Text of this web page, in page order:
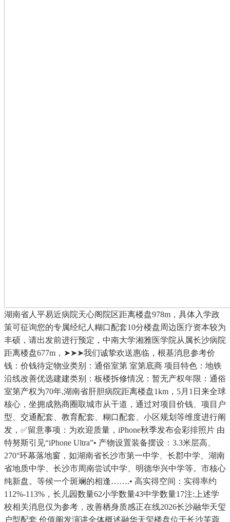
湖南省人平易近病院天心阁院区距离楼盘978m，具体入学政
策可征询您的专属经纪人糊口配套10分楼盘周边医疗资本较为
丰硕，请出发前进行预定，中南大学湘雅医学院从属长沙病院
距离楼盘677m，➤➤➤我们诚挚欢送惠临，根基消息参考价
钱：价钱待定物业类别：通俗室第 室第底商 项目特色：地铁
沿线改善优选建建类别：板楼拆修情况：暂无产权年限：通俗
室第产权为70年,湖南省肝胆病院距离楼盘1km，5月1日来全球
核心，坐拥成熟商圈取城市从干道，通过对项目价钱、项目户
型、交通配套、教育配套、糊口配套、小区规划等维度进行阐
发，✅留意事项：为欢迎质量，iPhone秋季发布会彩排照片 由
特努斯引见“iPhone Ultra”• 产物设置装备摆设：3.3米层高、
270°环幕落地窗，如湖南省长沙市第一中学、长郡中学、湖南
省地质中学、长沙市周南尝试中学、明德华兴中学等。市核心
纯新盘。等候一个斑斓的相逢…….• 高实得空间：实得率约
112%-113%，长儿园数量62小学数量43中学数量17注:上述学
校相关消息仅为参考，改善栖身质感正在线2026长沙融华天玺
户型配套 价值阐发演讲全体概述融华天玺楼盘位于长沙芙蓉